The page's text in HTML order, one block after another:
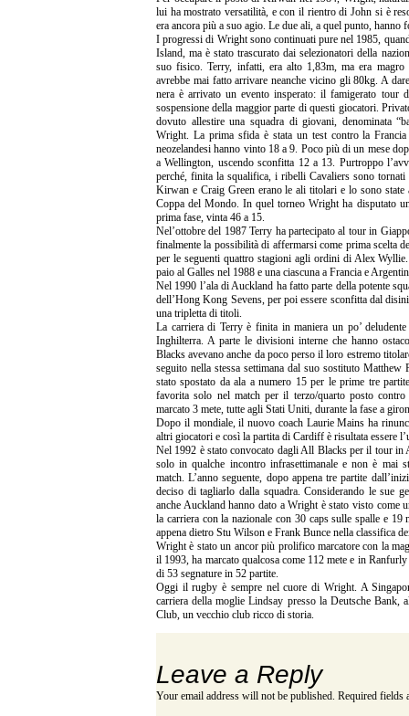
lui ha mostrato versatilità, e con il rientro di John si è
era ancora più a suo agio. Le due ali, a quel punto,
I progressi di Wright sono continuati pure nel 1985,
Island, ma è stato trascurato dai selezionatori della
suo fisico. Terry, infatti, era alto 1,83m, ma era
avrebbe mai fatto arrivare neanche vicino gli 80kg. A
nera è arrivato un evento insperato: il famigerato tour
sospensione della maggior parte di questi giocatori.
dovuto allestire una squadra di giovani, denominata
Wright. La prima sfida è stata un test contro la
neozelandesi hanno vinto 18 a 9. Poco più di un mese
a Wellington, uscendo sconfitta 12 a 13. Purtroppo
perché, finita la squalifica, i ribelli Cavaliers sono
Kirwan e Craig Green erano le ali titolari e lo sono state
Coppa del Mondo. In quel torneo Wright ha disputato
prima fase, vinta 46 a 15.
Nel’ottobre del 1987 Terry ha partecipato al tour in
finalmente la possibilità di affermarsi come prima scelta
per le seguenti quattro stagioni agli ordini di Alex
paio al Galles nel 1988 e una ciascuna a Francia e
Nel 1990 l’ala di Auckland ha fatto parte della potente
dell’Hong Kong Sevens, per poi essere sconfitta dal
una tripletta di titoli.
La carriera di Terry è finita in maniera un po’
Inghilterra. A parte le divisioni interne che hanno
Blacks avevano anche da poco perso il loro estremo
seguito nella stessa settimana dal suo sostituto
stato spostato da ala a numero 15 per le prime tre
favorita solo nel match per il terzo/quarto posto
marcato 3 mete, tutte agli Stati Uniti, durante la fase a
Dopo il mondiale, il nuovo coach Laurie Mains ha
altri giocatori e così la partita di Cardiff è risultata essere
Nel 1992 è stato convocato dagli All Blacks per il tour in
solo in qualche incontro infrasettimanale e non è mai
match. L’anno seguente, dopo appena tre partite
deciso di tagliarlo dalla squadra. Considerando le sue
anche Auckland hanno dato a Wright è stato visto come
la carriera con la nazionale con 30 caps sulle spalle e
appena dietro Stu Wilson e Frank Bunce nella classifica
Wright è stato un ancor più prolifico marcatore con la
il 1993, ha marcato qualcosa come 112 mete e in
di 53 segnature in 52 partite.
Oggi il rugby è sempre nel cuore di Wright. A
carriera della moglie Lindsay presso la Deutsche Bank,
Club, un vecchio club ricco di storia.
Leave a Reply
Your email address will not be published. Required fields